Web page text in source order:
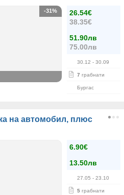
26.54€
38.35€
51.90лв
75.00лв
30.12 - 30.09
7 грабнати
Бургас
-31%
на автомобил, плюс
6.90€
13.50лв
27.05 - 23.10
5 грабнати